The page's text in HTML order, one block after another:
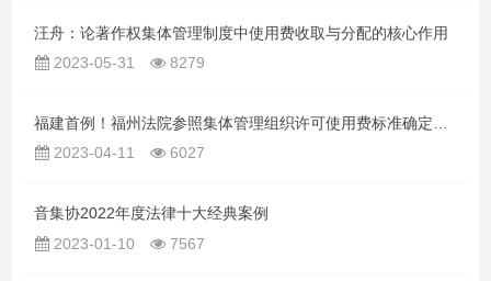
汪舟：论著作权集体管理制度中使用费收取与分配的核心作用
2023-05-31
8279
2023-04-11
6027
音集协2022年度法律十大经典案例
2023-01-10
7567